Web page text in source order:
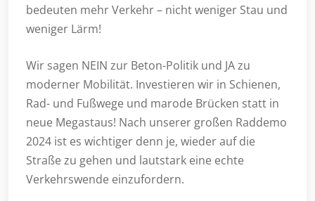
bedeuten mehr Verkehr – nicht weniger Stau und
weniger Lärm!
Wir sagen NEIN zur Beton-Politik und JA zu
moderner Mobilität. Investieren wir in Schienen,
Rad- und Fußwege und marode Brücken statt in
neue Megastaus! Nach unserer großen Raddemo
2024 ist es wichtiger denn je, wieder auf die
Straße zu gehen und lautstark eine echte
Verkehrswende einzufordern.